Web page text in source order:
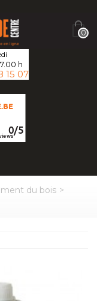
0
h
15 07
0/5
du bois >